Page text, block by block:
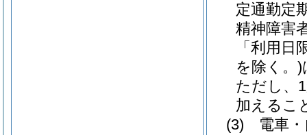
定通勤定
精神障害
「利用
を除く。)
ただし、
加えるこ
(3)
電車